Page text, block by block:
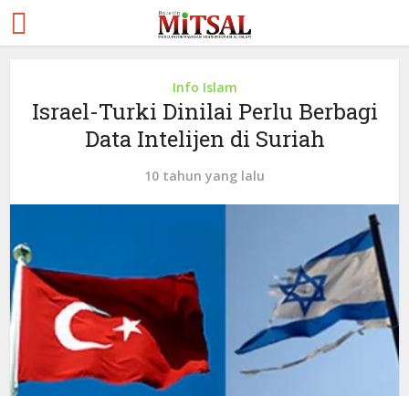
Info Islam
Israel-Turki Dinilai Perlu Berbagi
Data Intelijen di Suriah
10 tahun yang lalu